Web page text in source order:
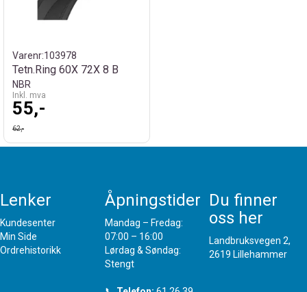
Varenr:103978
Tetn.Ring 60X 72X 8 B
NBR
Inkl. mva
55,-
62,-
Lenker
Kundesenter
Min Side
Ordrehistorikk
Åpningstider
Mandag – Fredag:
07:00 – 16:00
Lørdag & Søndag:
Stengt
Du finner
oss her
Landbruksvegen 2,
2619 Lillehammer